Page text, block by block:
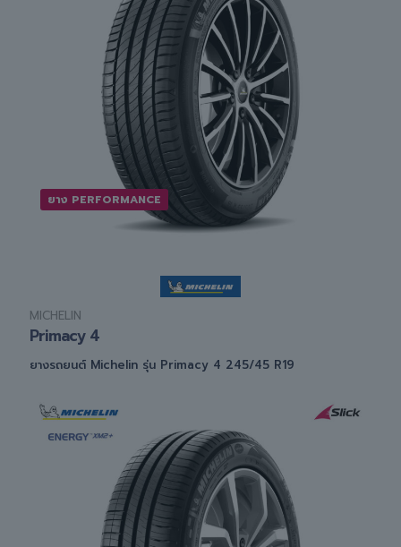
ยาง PERFORMANCE
MICHELIN
Primacy 4
ยางรถยนต์ Michelin รุ่น Primacy 4 245/45 R19